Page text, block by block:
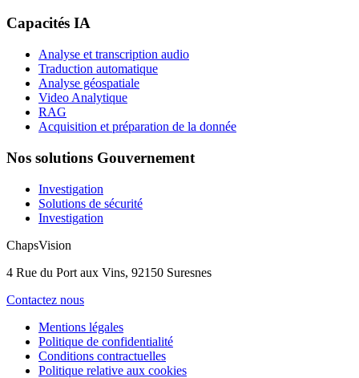
Capacités IA
Analyse et transcription audio
Traduction automatique
Analyse géospatiale
Video Analytique
RAG
Acquisition et préparation de la donnée
Nos solutions Gouvernement
Investigation
Solutions de sécurité
Investigation
ChapsVision
4 Rue du Port aux Vins, 92150 Suresnes
Contactez nous
Mentions légales
Politique de confidentialité
Conditions contractuelles
Politique relative aux cookies